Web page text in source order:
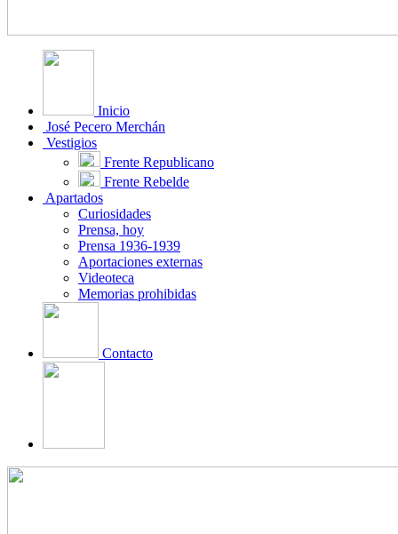
Inicio
José Pecero Merchán
Vestigios
Frente Republicano
Frente Rebelde
Apartados
Curiosidades
Prensa, hoy
Prensa 1936-1939
Aportaciones externas
Videoteca
Memorias prohibidas
Contacto